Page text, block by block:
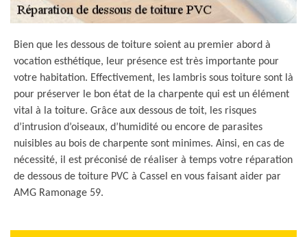
Bien que les dessous de toiture soient au premier abord à
vocation esthétique, leur présence est très importante pour
votre habitation. Effectivement, les lambris sous toiture sont là
pour préserver le bon état de la charpente qui est un élément
vital à la toiture. Grâce aux dessous de toit, les risques
d’intrusion d’oiseaux, d’humidité ou encore de parasites
nuisibles au bois de charpente sont minimes. Ainsi, en cas de
nécessité, il est préconisé de réaliser à temps votre réparation
de dessous de toiture PVC à Cassel en vous faisant aider par
AMG Ramonage 59.